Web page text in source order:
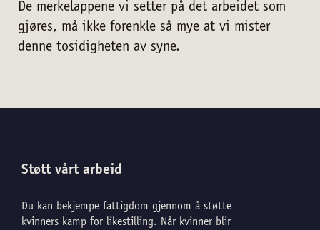
Statistiske
Markedsføring
De merkelappene vi setter på det arbeidet som
gjøres, må ikke forenkle så mye at vi mister
denne tosidigheten av syne.
Støtt vårt arbeid
Du kan bekjempe fattigdom gjennom å støtte
kvinners kamp for likestilling. Når kvinner blir